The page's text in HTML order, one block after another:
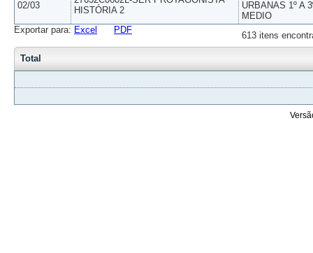
02/03
HISTÓRIA 2
URBANAS 1º A
MEDIO
613 itens
Exportar para: Excel PDF
Total